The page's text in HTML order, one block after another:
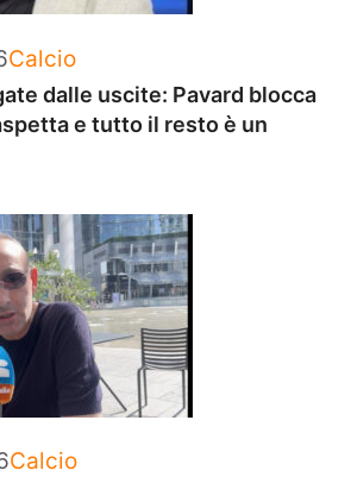
Categorie
Calcio
dalle uscite: Pavard blocca
e tutto il resto è un
Categorie
Calcio